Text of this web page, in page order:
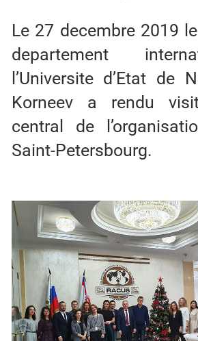
Le 27 decembre 2019
departement
l’Universite d’Etat de
Korneev a rendu
central de
Saint-Petersbourg.